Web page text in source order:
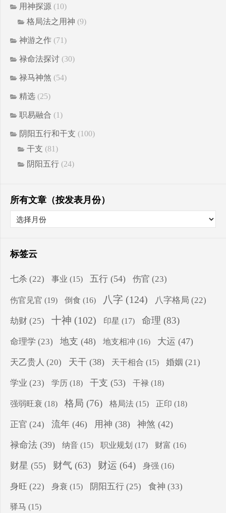
用神探源 (10)
格局法之用神 (9)
神游之作 (71)
禄命法探讨 (30)
禄马神煞 (54)
精选 (25)
职易融合 (1)
阴阳五行和干支 (100)
干支 (81)
阴阳五行 (24)
所有文章（按发表月份）
标签云
七杀 (22) 事业 (15) 五行 (54) 伤官 (23)
伤官见官 (19) 倒食 (16) 八字 (124) 八字格局 (22)
劫财 (25) 十神 (102) 印星 (17) 命理 (83)
命理学 (23) 地支 (48) 地支相冲 (16) 大运 (47)
天乙贵人 (20) 天干 (38) 天干相合 (15) 婚姻 (21)
学业 (23) 学历 (18) 干支 (53) 干禄 (18)
强弱旺衰 (18) 格局 (76) 格局法 (15) 正印 (18)
正官 (24) 流年 (46) 用神 (38) 神煞 (42)
禄命法 (39) 纳音 (15) 职业规划 (17) 财富 (16)
财星 (55) 财气 (63) 财运 (64) 身强 (16)
身旺 (22) 身衰 (15) 阴阳五行 (25) 食神 (33)
驿马 (15)